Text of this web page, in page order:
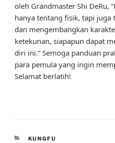
oleh Grandmaster Shi DeRu,
hanya tentang fisik, tapi juga
dan mengembangkan
ketekunan, siapapun dapat
diri ini.” Semoga panduan
para pemula yang ingin
Selamat berlatih!
CATEGORIES
KUNGFU